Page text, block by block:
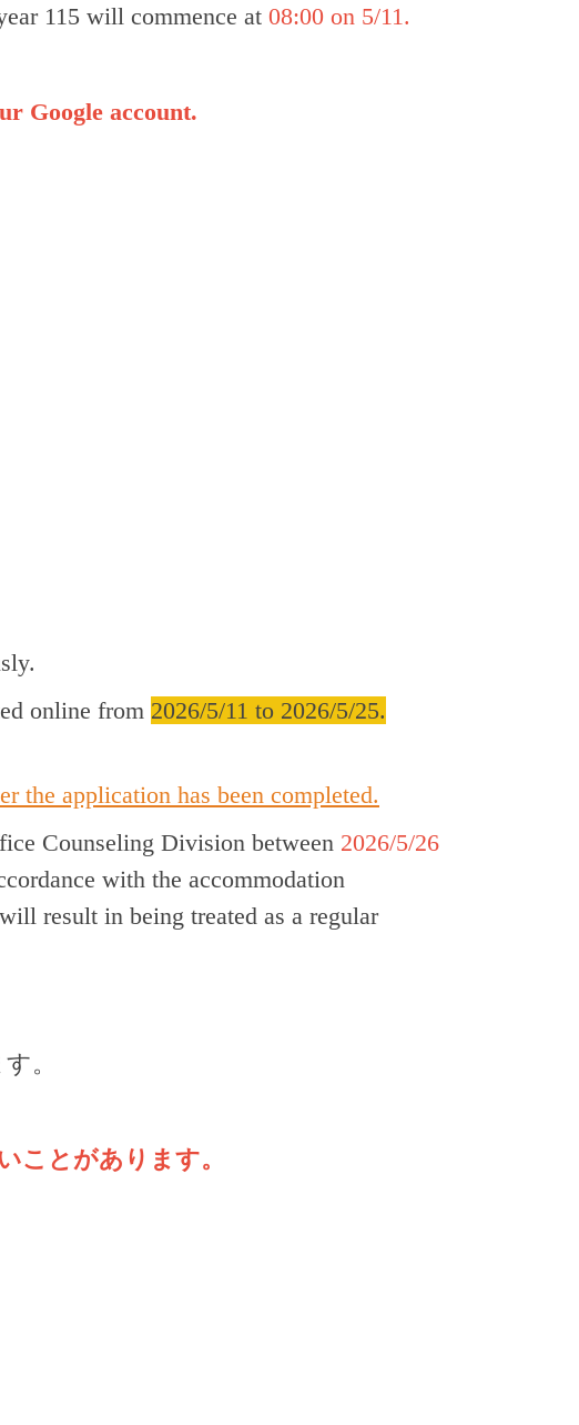
115 will commence at 08:00 on 5/11.
Google account.
online from 2026/5/11 to 2026/5/25.
the application has been completed.
Counseling Division between 2026/5/26
with the accommodation
result in being treated as a regular
。
ことがあります。